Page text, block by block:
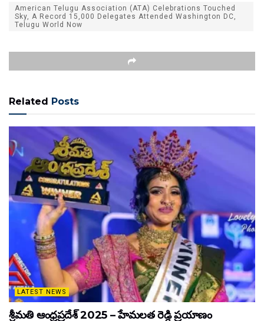
American Telugu Association (ATA) Celebrations Touched
Sky, A Record 15,000 Delegates Attended Washington DC,
Telugu World Now
Related Posts
LATEST NEWS
శ్రీమతి ఆంధ్రప్రదేశ్ 2025 – హేమలత రెడ్డి ప్రయాణం